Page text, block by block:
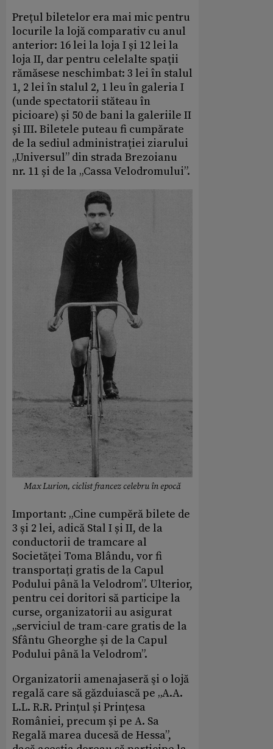
Prețul biletelor era mai mic pentru
locurile la lojă comparativ cu anul
anterior: 16 lei la loja I și 12 lei la
loja II, dar pentru celelalte spaţii
rămăsese neschimbat: 3 lei în stalul
1, 2 lei în stalul 2, 1 leu în galeria I
(unde spectatorii stăteau în
picioare) și 50 de bani la galeriile II
și III. Biletele puteau fi cumpărate
de la sediul administrației ziarului
„Universul” din strada Brezoianu
nr. 11 și de la „Cassa Velodromului”.
Max Lurion, ciclist francez celebru în epocă
Important: „Cine cumpĕră bilete de
3 și 2 lei, adică Stal I și II, de la
conductorii de tramcare al
Societăței Toma Blându, vor fi
transportați gratis de la Capul
Podului până la Velodrom”. Ulterior,
pentru cei doritori să participe la
curse, organizatorii au asigurat
„serviciul de tram-care gratis de la
Sfântu Gheorghe și de la Capul
Podului până la Velodrom”.
Organizatorii amenajaseră şi o lojă
regală care să găzduiască pe „A.A.
L.L. R.R. Prințul și Prințesa
României, precum și pe A. Sa
Regală marea ducesă de Hessa”,